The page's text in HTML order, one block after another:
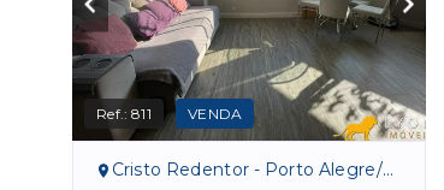
Ref.:811 VENDA
Cristo Redentor - Porto Alegre/RS